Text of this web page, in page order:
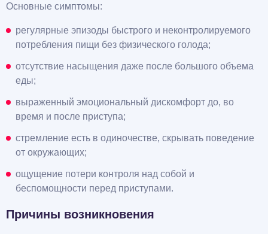
Основные симптомы:
регулярные эпизоды быстрого и неконтролируемого
потребления пищи без физического голода;
отсутствие насыщения даже после большого объема
еды;
выраженный эмоциональный дискомфорт до, во
время и после приступа;
стремление есть в одиночестве, скрывать поведение
от окружающих;
ощущение потери контроля над собой и
беспомощности перед приступами.
Причины возникновения